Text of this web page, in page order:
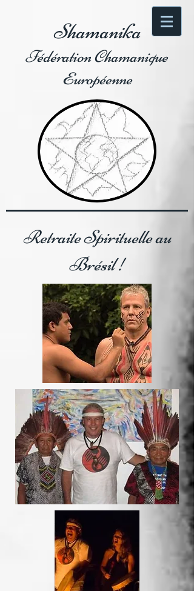
Shamanika
Fédération Chamanique
Européenne
Retraite Spirituelle au
Brésil !